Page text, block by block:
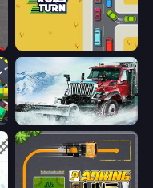
Snow Plow Truck